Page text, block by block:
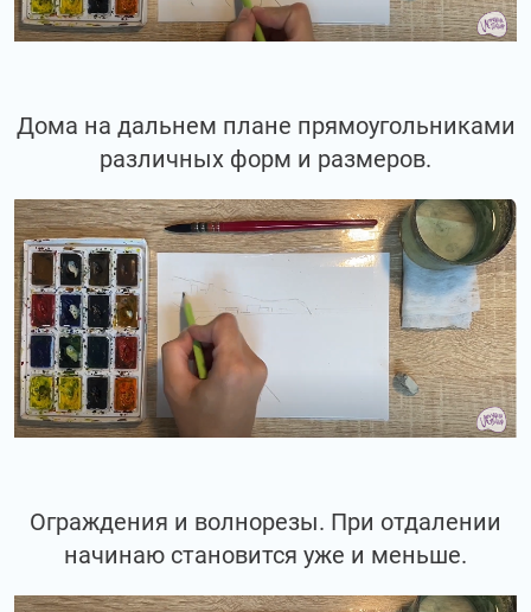
Дома на дальнем плане прямоугольниками
различных форм и размеров.
Ограждения и волнорезы. При отдалении
начинаю становится уже и меньше.